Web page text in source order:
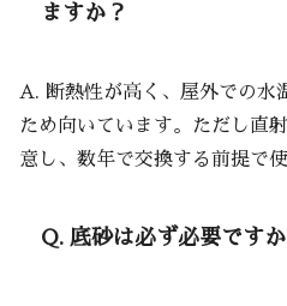
ますか？
A. 断熱性が高く、屋外での水
ため向いています。ただし直
意し、数年で交換する前提で
Q. 底砂は必ず必要ですか